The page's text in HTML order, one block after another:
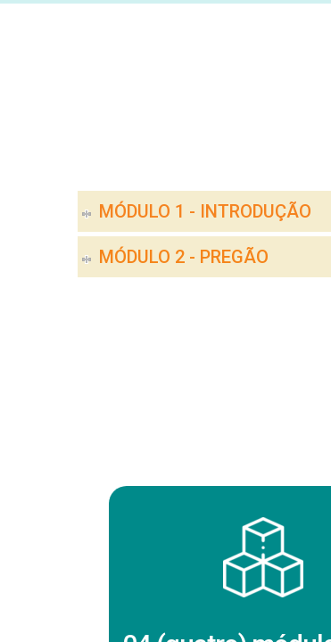
MÓDULO 1 - INTRODUÇÃO
MÓDULO 2 - PREGÃO